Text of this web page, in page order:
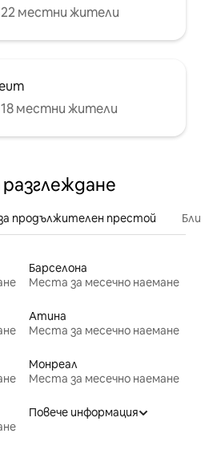
местни жители
местни жители
продължителен престой
Барселона
Места за месечно наемане
Атина
Места за месечно наемане
Монреал
Места за месечно наемане
Повече информация